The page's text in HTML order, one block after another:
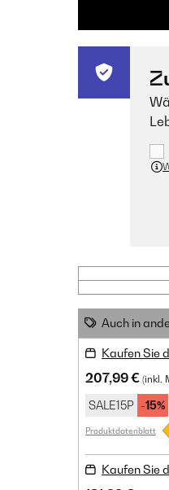
Auch in
Kaufen Sie
207,99 € (inkl.
SALE15P -15%
Produktdatenblatt
Kaufen Sie